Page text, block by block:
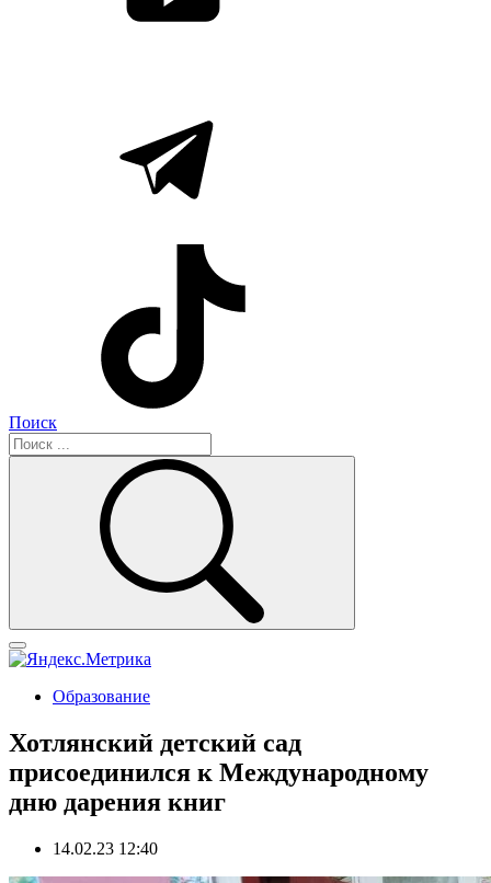
Поиск
Образование
Хотлянский детский сад
присоединился к Международному
дню дарения книг
14.02.23 12:40